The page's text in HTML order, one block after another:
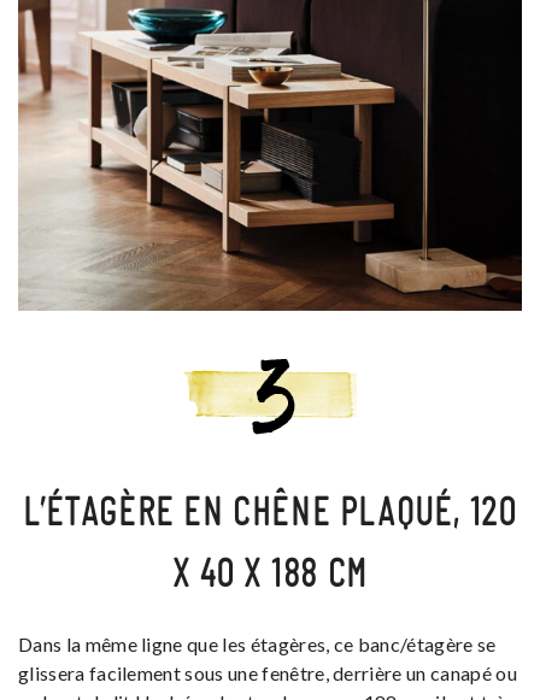
L’ÉTAGÈRE EN CHÊNE PLAQUÉ, 120
X 40 X 188 CM
Dans la même ligne que les étagères, ce banc/étagère se
glissera facilement sous une fenêtre, derrière un canapé ou